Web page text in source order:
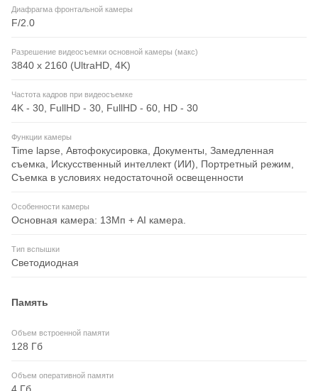
Диафрагма фронтальной камеры
F/2.0
Разрешение видеосъемки основной камеры (макс)
3840 x 2160 (UltraHD, 4K)
Частота кадров при видеосъемке
4K - 30, FullHD - 30, FullHD - 60, HD - 30
Функции камеры
Time lapse, Автофокусировка, Документы, Замедленная
съемка, Искусственный интеллект (ИИ), Портретный режим,
Съемка в условиях недостаточной освещенности
Особенности камеры
Основная камера: 13Мп + AI камера.
Тип вспышки
Светодиодная
Память
Объем встроенной памяти
128 Гб
Объем оперативной памяти